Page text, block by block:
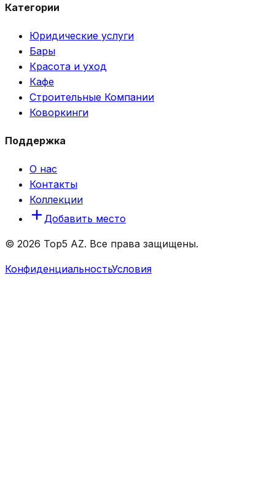
Категории
Юридические услуги
Бары
Красота и уход
Кафе
Строительные Компании
Коворкинги
Поддержка
О нас
Контакты
Коллекции
Добавить место
© 2026 Top5 AZ. Все права защищены.
КонфиденциальностьУсловия